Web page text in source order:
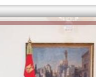
الكاتبة إلهام شرشر تهنئ الرئيس
السيسي بعيد ميلاده وتُشيد بجهوده
في بناء الدولة